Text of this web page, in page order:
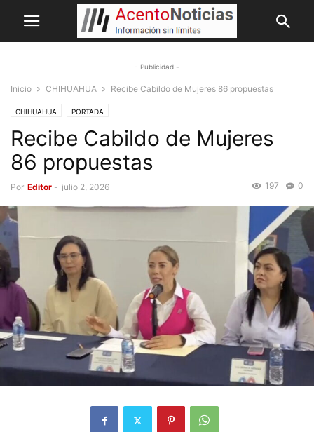
- Publicidad -
Inicio CHIHUAHUA Recibe Cabildo de Mujeres 86 propuestas
CHIHUAHUA PORTADA
Recibe Cabildo de Mujeres
86 propuestas
Por Editor - julio 2, 2026 0
197